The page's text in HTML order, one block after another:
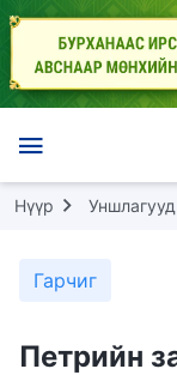
Нүүр Уншлагууд
Гарчиг
Петрийн